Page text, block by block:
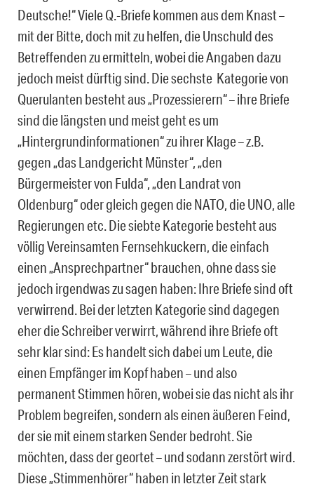
Deutsche!“ Viele Q.-Briefe kommen aus dem Knast –
mit der Bitte, doch mit zu helfen, die Unschuld des
Betreffenden zu ermitteln, wobei die Angaben dazu
jedoch meist dürftig sind. Die sechste Kategorie von
Querulanten besteht aus „Prozessierern“ – ihre Briefe
sind die längsten und meist geht es um
„Hintergrundinformationen“ zu ihrer Klage – z.B.
gegen „das Landgericht Münster“, „den
Bürgermeister von Fulda“, „den Landrat von
Oldenburg“ oder gleich gegen die NATO, die UNO, alle
Regierungen etc. Die siebte Kategorie besteht aus
völlig Vereinsamten Fernsehkuckern, die einfach
einen „Ansprechpartner“ brauchen, ohne dass sie
jedoch irgendwas zu sagen haben: Ihre Briefe sind oft
verwirrend. Bei der letzten Kategorie sind dagegen
eher die Schreiber verwirrt, während ihre Briefe oft
sehr klar sind: Es handelt sich dabei um Leute, die
einen Empfänger im Kopf haben – und also
permanent Stimmen hören, wobei sie das nicht als ihr
Problem begreifen, sondern als einen äußeren Feind,
der sie mit einem starken Sender bedroht. Sie
möchten, dass der geortet – und sodann zerstört wird.
Diese „Stimmenhörer“ haben in letzter Zeit stark